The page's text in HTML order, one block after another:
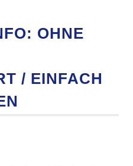
OHNE
/ EINFACH